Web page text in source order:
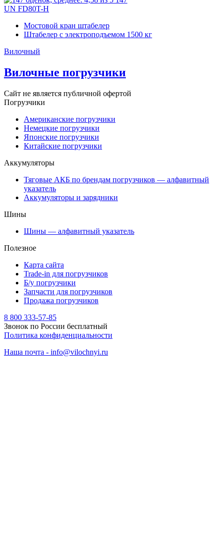
UN FD80T-H
Мостовой кран штабелер
Штабелер с электроподъемом 1500 кг
Вилочный
Вилочные погрузчики
Сайт не является публичной офертой
Погрузчики
Американские погрузчики
Немецкие погрузчики
Японские погрузчики
Китайские погрузчики
Аккумуляторы
Тяговые АКБ по брендам погрузчиков — алфавитный
указатель
Аккумуляторы и зарядники
Шины
Шины — алфавитный указатель
Полезное
Карта сайта
Trade-in для погрузчиков
Б/у погрузчики
Запчасти для погрузчиков
Продажа погрузчиков
8 800 333-57-85
Звонок по России бесплатный
Политика конфиденциальности
Наша почта - info@vilochnyi.ru